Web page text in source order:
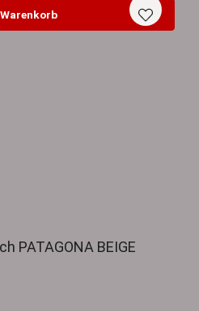
Warenkorb
PATAGONA BEIGE